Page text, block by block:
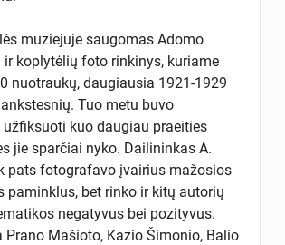
muziejuje saugomas Adomo
ir koplytėlių foto rinkinys, kuriame
nuotraukų, daugiausia 1921-1929
Tuo metu buvo
kuo daugiau praeities
jie sparčiai nyko. Dailininkas A.
pats fotografavo įvairius mažosios
paminklus, bet rinko ir kitų autorių
negatyvus bei pozityvus.
Prano Mašioto, Kazio Šimonio, Balio